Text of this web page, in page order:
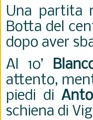
Una partita
Botta del
dopo aver
Al 10’
attento,
piedi di
schiena di